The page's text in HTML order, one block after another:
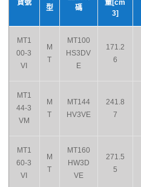
貨號
型
碼
量[cm
3]
MT1
00-3
VI
M
T
MT100
HS3DV
E
171.2
6
MT1
44-3
VM
M
T
MT144
HV3VE
241.8
7
MT1
60-3
VI
M
T
MT160
HW3D
VE
271.5
5